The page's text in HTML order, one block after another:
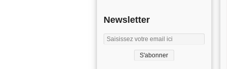
Newsletter